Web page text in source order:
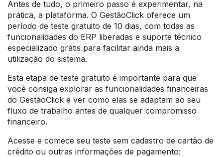
Antes de tudo, o primeiro passo é experimentar, na
prática, a plataforma. O GestãoClick oferece um
período de teste gratuito de 10 dias, com todas as
funcionalidades do ERP liberadas e suporte técnico
especializado grátis para facilitar ainda mais a
utilização do sistema.
Esta etapa de teste gratuito é importante para que
você consiga explorar as funcionalidades financeiras
do GestãoClick e ver como elas se adaptam ao seu
fluxo de trabalho antes de qualquer compromisso
financeiro.
Acesse e comece seu teste sem cadastro de cartão de
crédito ou outras informações de pagamento: